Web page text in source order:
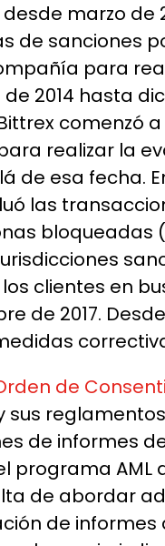
marzo de
de sanciones
para
de 2014 hasta
comenzó
realizar la
de esa fecha.
las
bloqueadas
clientes en
de 2017.
de
sus
de informes
programa
de abordar
de informes